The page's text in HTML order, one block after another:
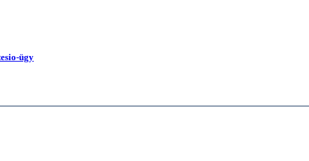
ügy